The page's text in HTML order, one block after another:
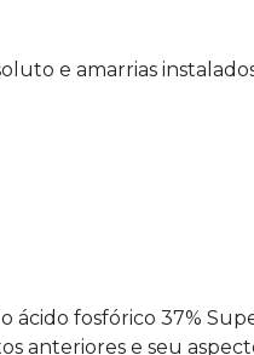
e amarrias
ácido fosfórico 37%
anteriores e seu